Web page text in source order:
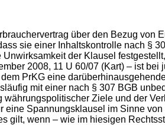
über den Bezug von
sie einer Inhaltskontrolle nach §
der Klausel
2008, 11 U 60/07 (Kart) – ist
PrKG eine
mit einer nach § 307 BGB
Ziele und der
Spannungsklausel im Sinne
wenn – wie im hiesigen